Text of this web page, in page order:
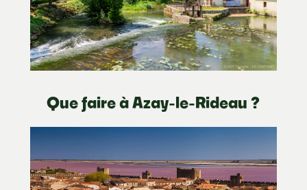
Que faire à Azay-le-Rideau ?